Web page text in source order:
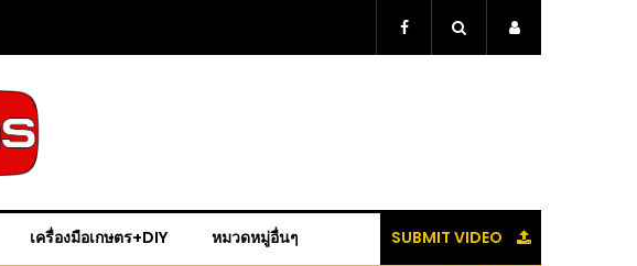
เครื่องมือเกษตร+DIY หมวดหมู่อื่นๆ SUBMIT VIDEO